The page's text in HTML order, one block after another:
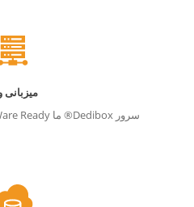
سرور Dedibox® ما VMWare Ready® گواهی شده است.